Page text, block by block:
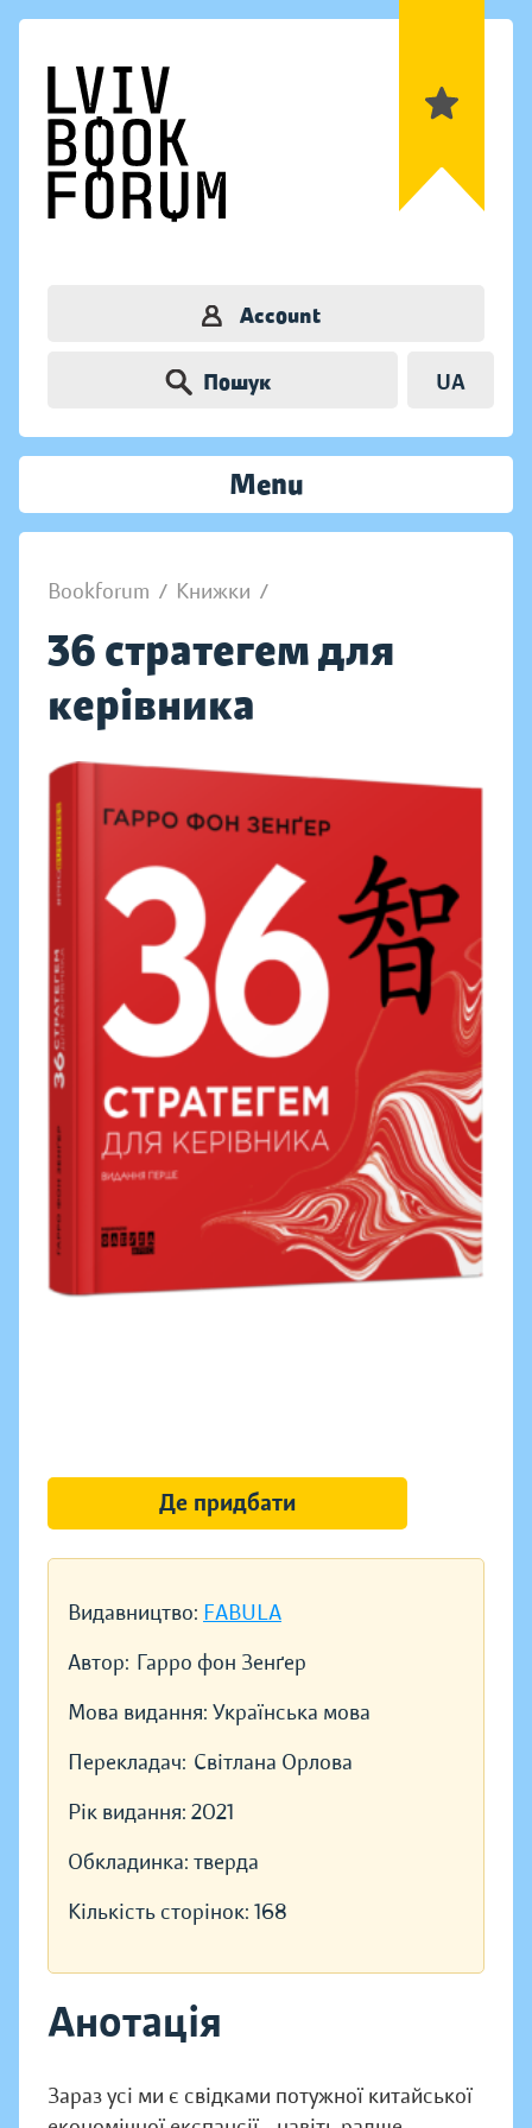
Account
Пошук UA
Menu
Bookforum / Книжки /
36 стратегем для
керівника
Видавництво: FABULA
Автор: Гарро фон Зенґер
Мова видання: Українська мова
Перекладач: Світлана Орлова
Рік видання: 2021
Обкладинка: тверда
Кількість сторінок: 168
Анотація
Зараз усі ми є свідками потужної китайської
Де придбати